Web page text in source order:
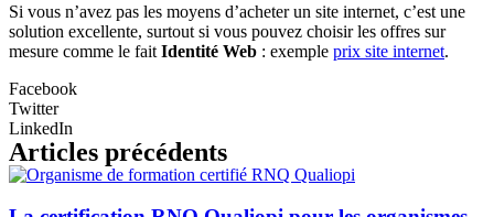
Si vous n’avez pas les moyens d’acheter un site internet, c’est une
solution excellente, surtout si vous pouvez choisir les offres sur
mesure comme le fait Identité Web : exemple prix site internet.
Facebook
Twitter
LinkedIn
Articles précédents